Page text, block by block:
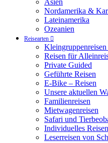
Asien
Nordamerika &
Lateinamerika
Ozeanien
Reisearten
Reisen für
Private Guided
Geführte Reisen
E-Bike – Reisen
Unsere aktuellen
Familienreisen
Mietwagenreisen
Safari und
Individuelles
Leserreisen von